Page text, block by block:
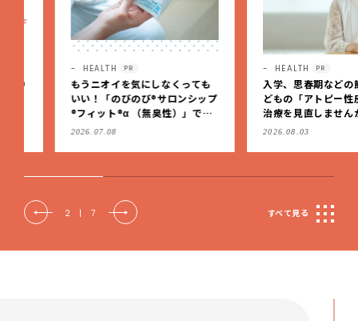
HEALTH PR
もうニオイを気にしなくっても
いい！「のびのび®サロンシップ
®フィット®α （無臭性）」で、
肩こりや足腰のダルさを出先で
2026.07.08
HEALTH PR
入学、思春期などの節目に
どもの「アトピー性皮膚炎
治療を見直しませんか？
2026.08.03
2 | 7 すべて見る